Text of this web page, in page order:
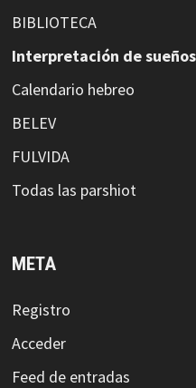
BIBLIOTECA
Interpretación de sueños
Calendario hebreo
BELEV
FULVIDA
Todas las parshiot
META
Registro
Acceder
Feed de entradas